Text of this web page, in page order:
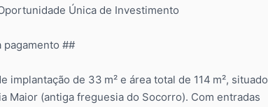
Única de Investimento
pagamento ##
de 33 m² e área total de 114 m², situado
Maior (antiga freguesia do Socorro). Com entradas